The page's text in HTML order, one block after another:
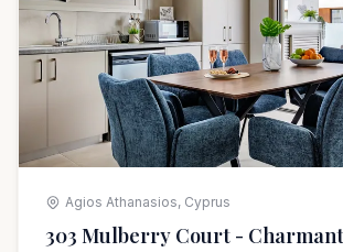
Agios Athanasios, Cyprus
303 Mulberry Court -